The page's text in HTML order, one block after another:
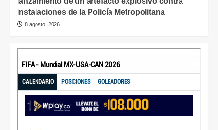
instalaciones de la Policía Metropolitana
8 agosto, 2026